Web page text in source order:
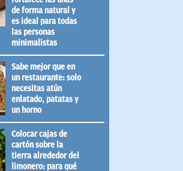
de forma natural y
es ideal para todas
las personas
minimalistas
Sabe mejor que en
un restaurante: solo
necesitas atún
enlatado, patatas y
un horno
Colocar cajas de
cartón sobre la
tierra alrededor del
limonero: para qué